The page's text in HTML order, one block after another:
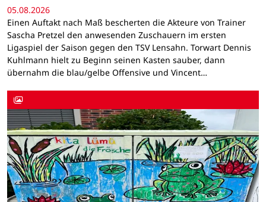
05.08.2026
Einen Auftakt nach Maß bescherten die Akteure von Trainer
Sascha Pretzel den anwesenden Zuschauern im ersten
Ligaspiel der Saison gegen den TSV Lensahn. Torwart Dennis
Kuhlmann hielt zu Beginn seinen Kasten sauber, dann
übernahm die blau/gelbe Offensive und Vincent…